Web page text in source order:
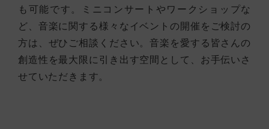
も可能です。ミニコンサートやワークショップな
ど、音楽に関する様々なイベントの開催をご検討の
方は、ぜひご相談ください。音楽を愛する皆さんの
創造性を最大限に引き出す空間として、お手伝いさ
せていただきます。